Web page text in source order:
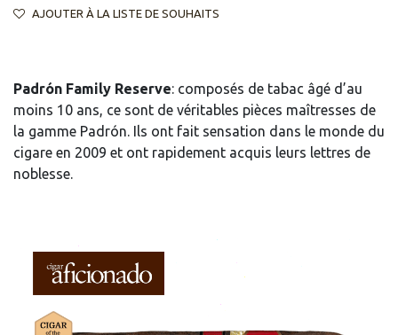
AJOUTER À LA LISTE DE SOUHAITS
Padrón Family Reserve: composés de tabac âgé d’au
moins 10 ans, ce sont de véritables pièces maîtresses de
la gamme Padrón. Ils ont fait sensation dans le monde du
cigare en 2009 et ont rapidement acquis leurs lettres de
noblesse.